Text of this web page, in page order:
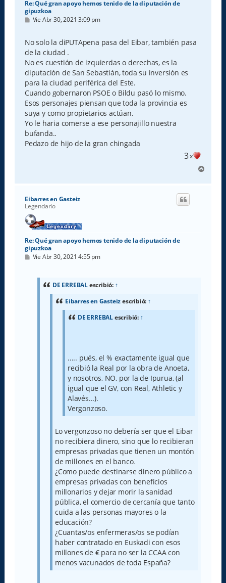
Re: Qué gran apoyo hemos tenido de la diputación de
gipuzkoa
M
s
a
j
e
Vie Abr 30, 2021 3:09 pm
No solo la diPUTApena pasa del Eibar, también pasa
de la ciudad .
No es cuestión de izquierdas o derechas, es la
diputación de San Sebastián, toda su inversión es
para la ciudad periférica del Este.
Cuando gobernaron PSOE o Bildu pasó lo mismo.
Esos personajes piensan que toda la provincia es
suya y como propietarios actúan.
Yo le haria comerse a ese personajillo nuestra
bufanda..
Pedazo de hijo de la gran chingada
3x
r
Eibarres en Gasteiz
Legendario
Re: Qué gran apoyo hemos tenido de la diputación de
gipuzkoa
M
Vie Abr 30, 2021 4:55 pm
DE ERREBALescribió: ↑
Eibarres en Gasteizescribió: ↑
DE ERREBALescribió: ↑
..... pués, el % exactamente igual que
recibió la Real por la obra de Anoeta,
y nosotros, NO, por la de Ipurua, (al
igual que el GV, con Real, Athletic y
Alavés...).
Vergonzoso.
Lo vergonzoso no debería ser que el Eibar
no recibiera dinero, sino que lo recibieran
empresas privadas que tienen un montón
de millones en el banco.
¿Como puede destinarse dinero público a
empresas privadas con beneficios
millonarios y dejar morir la sanidad
pública, el comercio de cercanía que tanto
cuida a las personas mayores o la
educación?
¿Cuantas/os enfermeras/os se podían
haber contratado en Euskadi con esos
millones de € para no ser la CCAA con
menos vacunados de toda España?